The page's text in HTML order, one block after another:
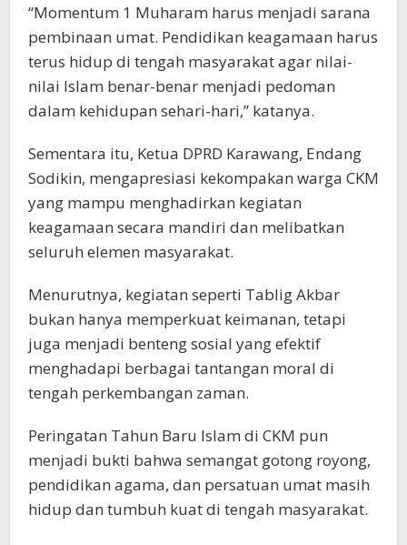
“Momentum 1 Muharam harus menjadi sarana
pembinaan umat. Pendidikan keagamaan harus
terus hidup di tengah masyarakat agar nilai-
nilai Islam benar-benar menjadi pedoman
dalam kehidupan sehari-hari,” katanya.
Sementara itu, Ketua DPRD Karawang, Endang
Sodikin, mengapresiasi kekompakan warga CKM
yang mampu menghadirkan kegiatan
keagamaan secara mandiri dan melibatkan
seluruh elemen masyarakat.
Menurutnya, kegiatan seperti Tablig Akbar
bukan hanya memperkuat keimanan, tetapi
juga menjadi benteng sosial yang efektif
menghadapi berbagai tantangan moral di
tengah perkembangan zaman.
Peringatan Tahun Baru Islam di CKM pun
menjadi bukti bahwa semangat gotong royong,
pendidikan agama, dan persatuan umat masih
hidup dan tumbuh kuat di tengah masyarakat.